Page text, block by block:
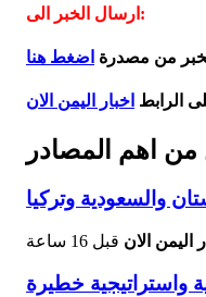
ارسال الخبر الى:
من مصدرة اضغط هنا
الرابط اخبار اليمن الان
من اهم المصادر
والسعودية وتركيا
اليمن الان قبل 16 ساعة
واستراتيجية خطيرة